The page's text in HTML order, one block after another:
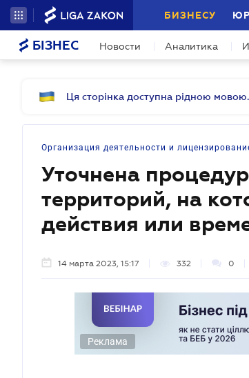
БИЗНЕСУ
БІЗНЕС Новости Аналитика
Ця сторінка доступна рідною мовою.
Организация деятельности и
Уточнена
территорий, на
действия или
14 марта 2023, 15:17 332 0
Реклама